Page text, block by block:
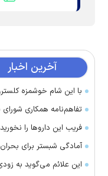
آخرین اخبار
با این شام خوشمزه
تفاهم‌نامه همکاری
فریب این دارو‌ها را
آمادگی شبستر برای بحران
این علائم می‌گوید به